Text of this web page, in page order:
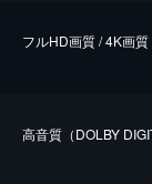
フルHD画質 / 4K画質
⾼⾳質（DOLBY